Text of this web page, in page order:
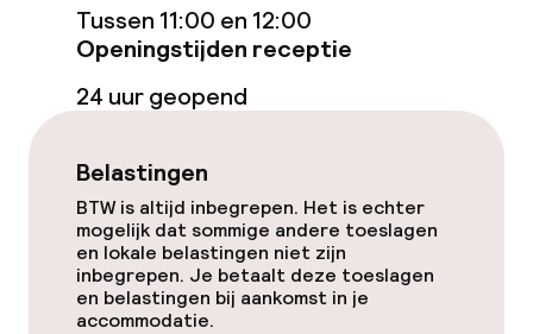
Wasservice
Beleid
Overal rookvrij
Tussen 11:00 en 12:00
Openingstijden receptie
24 uur geopend
Belastingen
BTW is altijd inbegrepen. Het is echter
mogelijk dat sommige andere toeslagen
en lokale belastingen niet zijn
inbegrepen. Je betaalt deze toeslagen
en belastingen bij aankomst in je
accommodatie.